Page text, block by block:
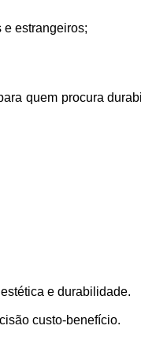
estrangeiros;
quem procura
e durabilidade.
custo-benefício.